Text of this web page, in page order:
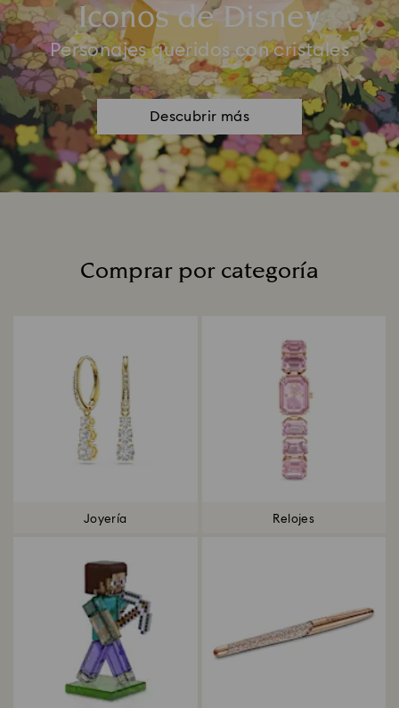
Iconos de Disney
Personajes queridos con cristales
Descubrir más
Comprar por categoría
Joyería Relojes